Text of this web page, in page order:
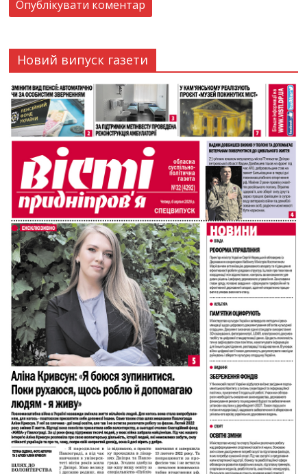
Новий випуск газети